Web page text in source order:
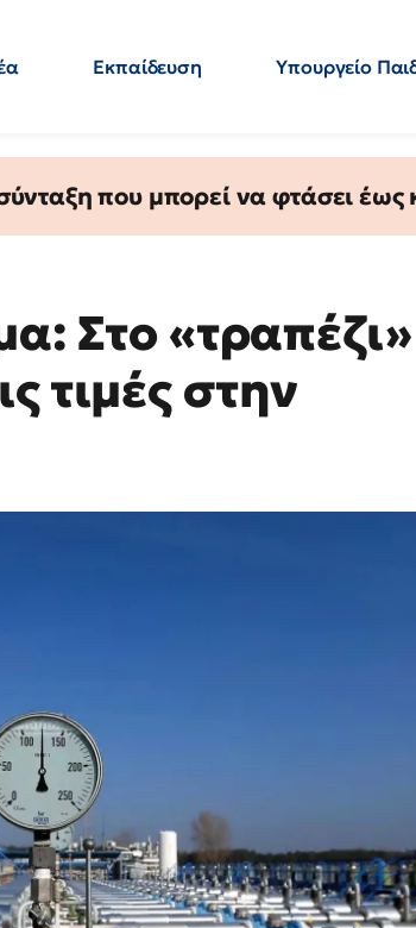
Εκπαίδευση Υπουργείο
που μπορεί να φτάσει έως
Στο
τιμές στην